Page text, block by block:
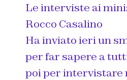
Le interviste ai
Rocco Casalino
Ha inviato ieri un
per far sapere a
poi per intervistare